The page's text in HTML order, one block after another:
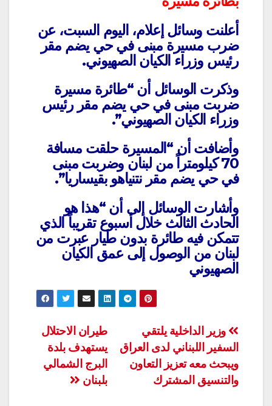
أعلنت وسائل إعلام، اليوم السبت، عن
ضرب مسيرة مبنى في حي يضم مقر
رئيس وزراء الكيان الصهيوني.
وذكرت الوسائل أن “طائرة مسيرة
ضربت مبنى في حي يضم مقر رئيس
وزراء الكيان الصهيوني”.
وأضافت أن “المسيرة حلقت مسافة
70 كيلومتراً من لبنان وضربت مبنى
في حي يضم مقر نتنياهو بقيساريا”.
وأشارت الوسائل إلى أن “هذا هو
الحادث الثالث خلال أسبوع تقريباً الذي
تتمكن فيه طائرة بدون طيار عبرت من
لبنان من الوصول إلى عمق الكيان
الصهيوني
تصفّح
المقالات
طيران الاحتلال
يستهدف بلدة
البرج الشمالي
بلبنان
وزير الداخلية يلتقي
السفير اللبناني لدى العراق
ويبحث معه تعزيز التعاون
والتنسيق المشترك